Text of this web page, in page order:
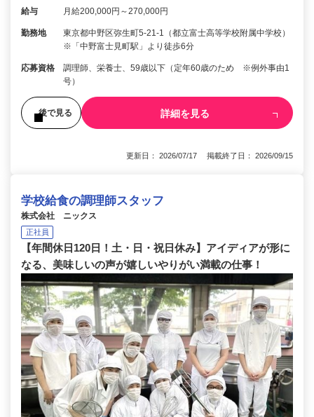
給与 月給200,000円～270,000円
勤務地
東京都中野区弥生町5-21-1（都立富士高等学校附属中学校）
※「中野富士見町駅」より徒歩6分
応募資格
調理師、栄養士、59歳以下（定年60歳のため ※例外事由1
号）
後で見る 詳細を見る
更新日： 2026/07/17 掲載終了日： 2026/09/15
学校給食の調理師スタッフ
株式会社 ニックス
正社員
【年間休日120日！土・日・祝日休み】アイディアが形に
なる、美味しいの声が嬉しいやりがい満載の仕事！